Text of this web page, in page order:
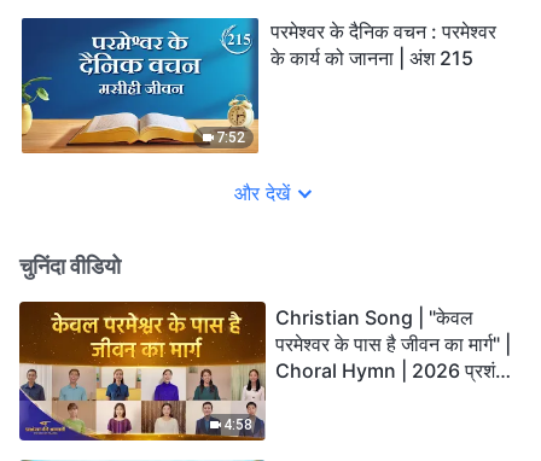
7:52
परमेश्वर के दैनिक वचन : परमेश्वर
के कार्य को जानना | अंश 215
और देखें
चुनिंदा वीडियो
4:58
Christian Song | "केवल
परमेश्वर के पास है जीवन का मार्ग" |
Choral Hymn | 2026 प्रशंसा